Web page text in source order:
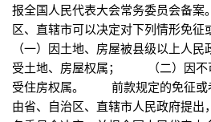
报全国人民代表大会常务委员会
区、直辖市可以决定对下列情形免
（一）因土地、房屋被县级以上人
受土地、房屋权属； （二）因不
受住房权属。 前款规定的免征或
由省、自治区、直辖市人民政府提出